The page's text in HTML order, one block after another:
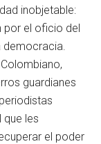
inobjetable:
por el oficio del
guardianes
que les
el poder